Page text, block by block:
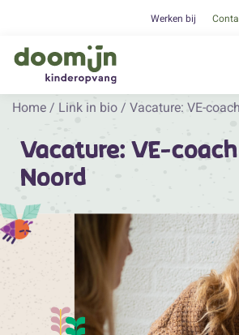
Werken bij
Home / Link in bio / Vacature: VE-
Vacature: VE-
Noord